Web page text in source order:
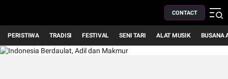
CONTACT
PERISTIWA TRADISI FESTIVAL SENI TARI ALAT MUSIK BUSANA